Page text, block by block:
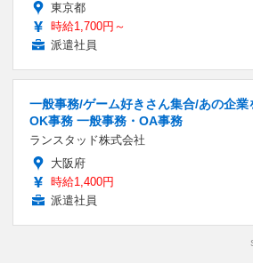
東京都
時給1,700円～
派遣社員
一般事務/ゲーム好きさん集合/あの企
OK事務 一般事務・OA事務
ランスタッド株式会社
大阪府
時給1,400円
派遣社員